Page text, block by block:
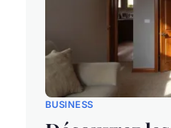
BUSINESS